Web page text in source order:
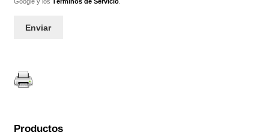
Productos